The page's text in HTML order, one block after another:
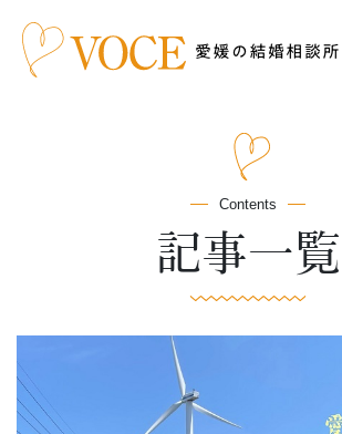
Contents
記事一覧